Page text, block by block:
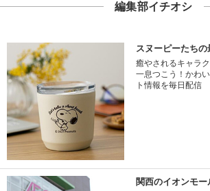
編集部イチオシ
スヌーピーたちの
癒やされるキャラ
一息つこう！かわ
ト情報を毎日配信
関西のイオンモー